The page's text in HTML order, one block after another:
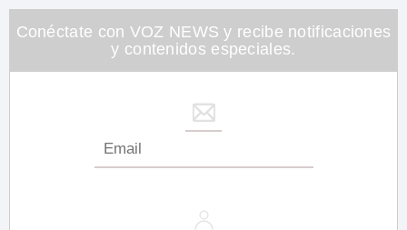
Conéctate con VOZ NEWS y recibe notificaciones
y contenidos especiales.